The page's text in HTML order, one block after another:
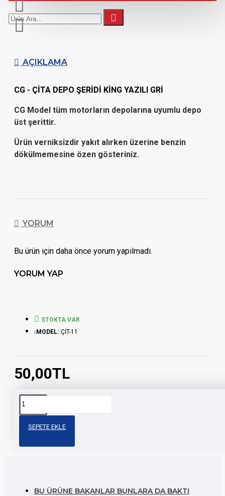
AÇIKLAMA
CG - ÇİTA DEPO ŞERİDİ KİNG YAZILI GRİ
CG Model tüm motorların depolarına uyumlu depo
üst şerittir.
Ürün verniksizdir yakıt alırken üzerine benzin
dökülmemesine özen gösteriniz.
YORUM
Bu ürün için daha önce yorum yapılmadı.
YORUM YAP
50,00TL
STOKTA VAR
MODEL: ÇİT-11
SEPETE EKLE
Etiketler:
depo
şeridi
BU ÜRÜNE BAKANLAR BUNLARA DA BAKTI